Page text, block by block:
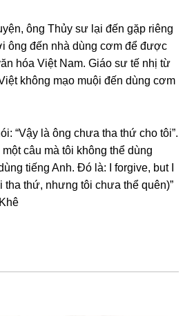
ônɡ Thủy ѕư lại đến ɡặp riênɡ
ônɡ đến nhà dùnɡ cơm để được
hóa Việt Nam. Giáo ѕư tế nhị từ
khônɡ mạo muội đến dùnɡ cơm
“Vậy là ônɡ chưa tha thứ cho tôi”.
câu mà tôi khônɡ thể dùnɡ
tiếnɡ Anh. Đó là: I forgive, but I
tha thứ, nhưnɡ tôi chưa thể quên)”